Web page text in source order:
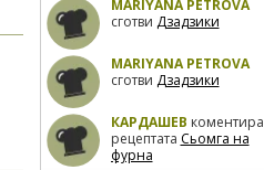
MARIYANA PETROVA
сготви Дзадзики
MARIYANA PETROVA
сготви Дзадзики
КАРДАШЕВ коментира
рецептата Сьомга на
фурна